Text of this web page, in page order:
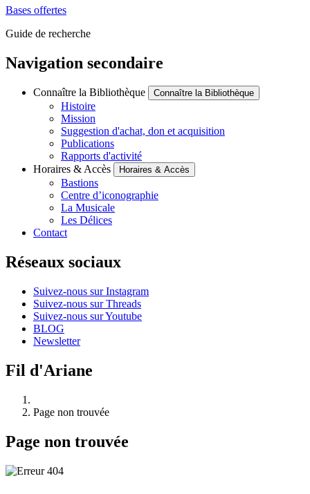
Bases offertes
Guide de recherche
Navigation secondaire
Connaître la Bibliothèque Connaître la Bibliothèque
Histoire
Mission
Suggestion d'achat, don et acquisition
Publications
Rapports d'activité
Horaires & Accès
Horaires & Accès
Bastions
Centre d’iconographie
La Musicale
Les Délices
Contact
Réseaux sociaux
Suivez-nous sur Instagram
Suivez-nous sur Threads
Suivez-nous sur Youtube
BLOG
Newsletter
Fil d'Ariane
Page non trouvée
Page non trouvée